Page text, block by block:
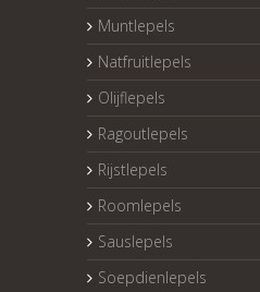
Muntlepels
Natfruitlepels
Olijflepels
Ragoutlepels
Rijstlepels
Roomlepels
Sauslepels
Soepdienlepels